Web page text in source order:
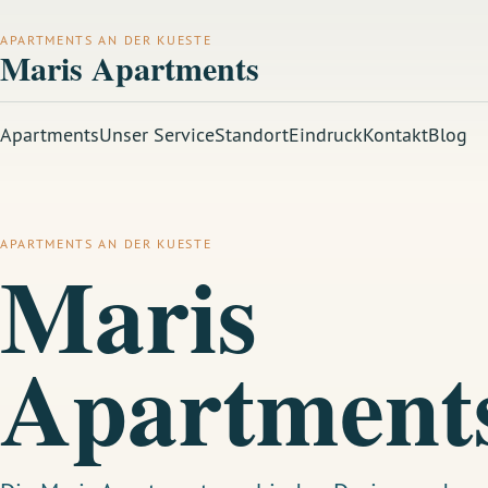
APARTMENTS AN DER KUESTE
Maris Apartments
ApartmentsUnser ServiceStandortEindruckKontaktBlog
APARTMENTS AN DER KUESTE
Maris